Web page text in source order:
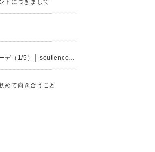
トにつきまして
デ（1/5）│ soutiencollar
めて向き合うこと